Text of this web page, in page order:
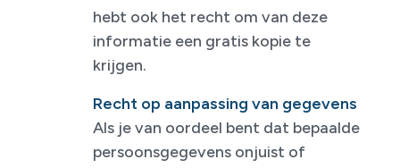
hebt ook het recht om van deze
informatie een gratis kopie te
krijgen.
Recht op aanpassing van gegevens
Als je van oordeel bent dat bepaalde
persoonsgegevens onjuist of